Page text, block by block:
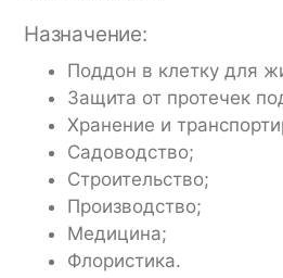
Назначение:
Поддон в клетку для
Защита от протечек
Хранение и
Садоводство;
Строительство;
Производство;
Медицина;
Флористика.